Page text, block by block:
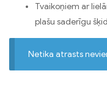
Tvaikoņiem ar
plašu saderīgu
Netika atrasts